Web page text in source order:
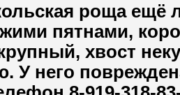
роща ещё
пятнами,
хвост
У него